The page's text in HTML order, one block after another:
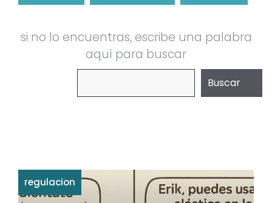
si no lo encuentras, escribe una palabra
aquí para buscar
Buscar
regulacion